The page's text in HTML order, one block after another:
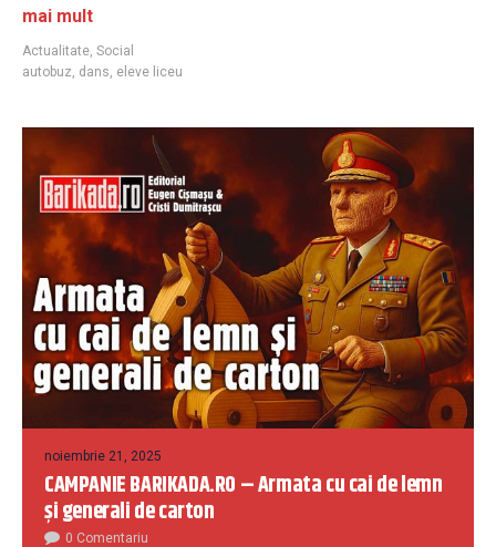
mai mult
Actualitate, Social
autobuz, dans, eleve liceu
noiembrie 21, 2025
CAMPANIE BARIKADA.RO – Armata cu cai de lemn
și generali de carton
0 Comentariu